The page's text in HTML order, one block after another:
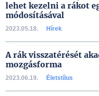
lehet kezelni a rákot
módosításával
2023.05.18. Hírek
A rák visszatérését
mozgásforma
2023.06.19. Életstílus